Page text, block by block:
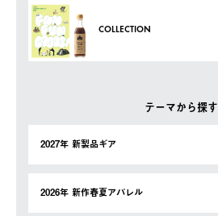
COLLECTION
テーマから探す
2027年 新製品ギア
2026年 新作春夏アパレル